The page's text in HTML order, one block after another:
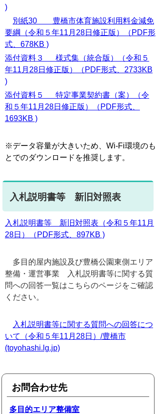
)
別紙30 豊橋市体育施設利用料金減免
要綱（令和５年11月28日修正版）（PDF形
式、678KB )
添付資料３ 様式集（統合版）（令和５
年11月28日修正版）（PDF形式、2733KB
)
添付資料５ 特定事業契約書（案）（令
和５年11月28日修正版）（PDF形式、
1693KB )
※データ容量が大きいため、Wi-Fi環境のも
とでのダウンロードを推奨します。
入札説明書等 新旧対照表
入札説明書等 新旧対照表（令和５年11月
28日）（PDF形式、897KB )
多目的屋内施設及び豊橋公園東側エリア
整備・運営事業 入札説明書等に関する質
問への回答一覧はこちらのページをご確認
ください。
入札説明書等に関する質問への回答につ
いて（令和５年11月28日）/豊橋市
(toyohashi.lg.jp)
お問合わせ先
多目的エリア整備室